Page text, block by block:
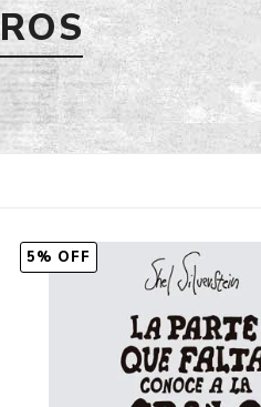
Bélico
Ciencia ficción
Comedia
Distopía
Ecchi
Fantasía
Fantasía oscura
Gore
Ver todo
5% OFF